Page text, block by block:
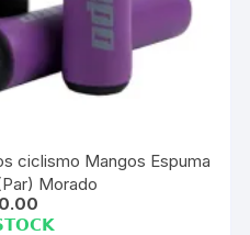
ciclismo Mangos Espuma
Morado